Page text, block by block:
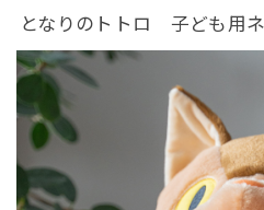
となりのトトロ 子ども用ネ